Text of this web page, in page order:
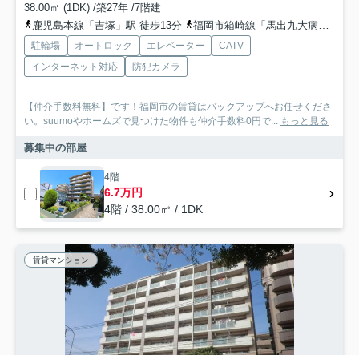
38.00㎡ (1DK) /築27年 /7階建
鹿児島本線「吉塚」駅 徒歩13分
福岡市箱崎線「馬出九大病院前」駅 徒歩19分
駐輪場 オートロック エレベーター
CATV
インターネット対応
防犯カメラ
【仲介手数料無料】です！福岡市の賃貸はバックアップへお任せくださ
い。suumoやホームズで見つけた物件も仲介手数料0円で... もっと見る
募集中の部屋
4階
6.7万円
4階 / 38.00㎡ / 1DK
賃貸マンション